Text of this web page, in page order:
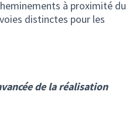
à proximité du
distinctes pour les
de la réalisation